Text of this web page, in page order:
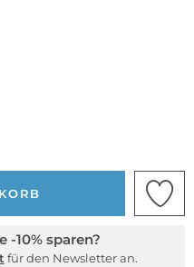
-10% sparen?
für den Newsletter an.